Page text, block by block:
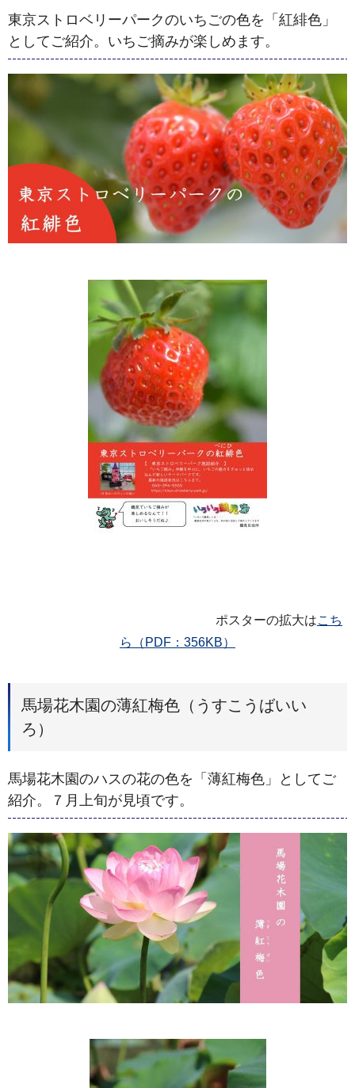
東京ストロベリーパークのいちごの色を「紅緋色」
としてご紹介。いちご摘みが楽しめます。
ポスターの拡大はこち
ら（PDF：356KB）
馬場花木園の薄紅梅色（うすこうばいい
ろ）
馬場花木園のハスの花の色を「薄紅梅色」としてご
紹介。７月上旬が見頃です。